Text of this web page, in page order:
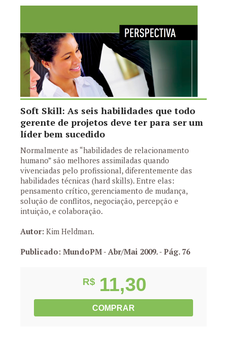
Soft Skill: As seis habilidades que todo
gerente de projetos deve ter para ser um
líder bem sucedido
Normalmente as “habilidades de relacionamento
humano” são melhores assimiladas quando
vivenciadas pelo profissional, diferentemente das
habilidades técnicas (hard skills). Entre elas:
pensamento crítico, gerenciamento de mudança,
solução de conflitos, negociação, percepção e
intuição, e colaboração.
Autor: Kim Heldman.
Publicado: MundoPM - Abr/Mai 2009.- Pág. 76
R$ 11,30
COMPRAR